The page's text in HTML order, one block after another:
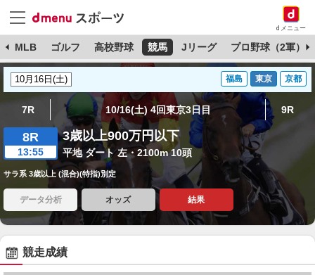
dメニュー
MLB ゴルフ 高校野球 競馬 Jリーグ プロ野球（2軍）
福島 東京 京都
7R 10/16(土) 4回東京3日目 9R
8R
13:55
3歳以上900万円以下
平地 ダート 左・2100m 10頭
サラ系 3歳以上 (混合)(特指)別定
データ分析 オッズ 結果
競走成績